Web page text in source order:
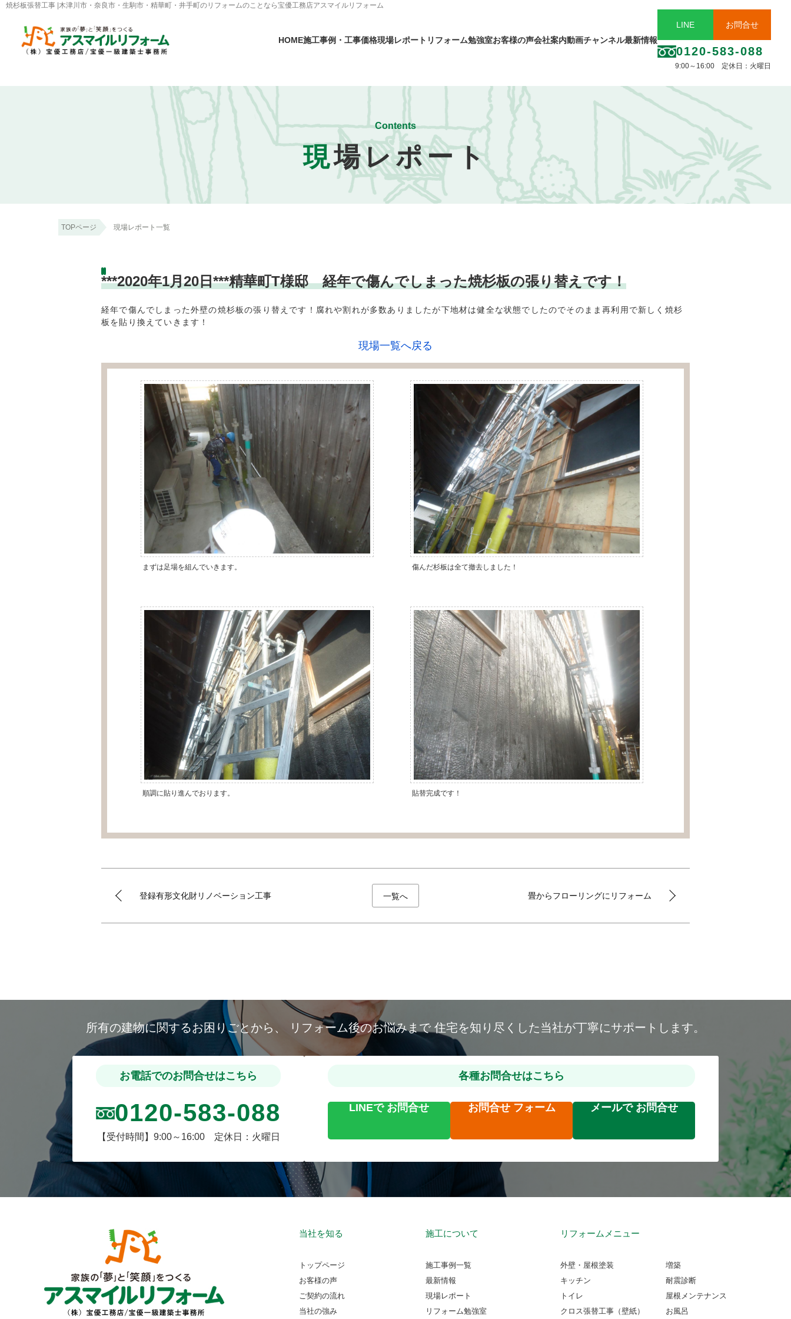
焼杉板張替工事 |木津川市・奈良市・生駒市・精華町・井手町のリフォームのことなら宝優工務店アスマイルリフォーム
HOME施工事例・工事価格現場レポート リフォーム勉強室お客様の声会社案内動画チャンネル最新情報
LINE お問合せ
0120-583-088
9:00～16:00 定休日：火曜日
Contents
現場レポート
TOPページ 現場レポート一覧
***2020年1月20日***精華町T様邸 経年で傷んでしまった焼杉板の張り替えです！
経年で傷んでしまった外壁の焼杉板の張り替えです！腐れや割れが多数ありましたが下地材は健全な状態でしたのでそのまま再利用で新しく焼杉
板を貼り換えていきます！
現場一覧へ戻る
まずは足場を組んでいきます。 傷んだ杉板は全て撤去しました！
順調に貼り進んでおります。 貼替完成です！
登録有形文化財リノベーション工事 一覧へ 畳からフローリングにリフォーム
所有の建物に関するお困りごとから、 リフォーム後のお悩みまで 住宅を知り尽くした当社が丁寧にサポートします。
お電話でのお問合せはこちら
0120-583-088
【受付時間】9:00～16:00 定休日：火曜日
各種お問合せはこちら
LINEで お問合せ お問合せ フォーム メールで お問合せ
当社を知る
トップページ
お客様の声
ご契約の流れ
当社の強み
施工について
施工事例一覧
最新情報
現場レポート
リフォーム勉強室
リフォームメニュー
外壁・屋根塗装
キッチン
トイレ
クロス張替工事（壁紙）
増築
耐震診断
屋根メンテナンス
お風呂